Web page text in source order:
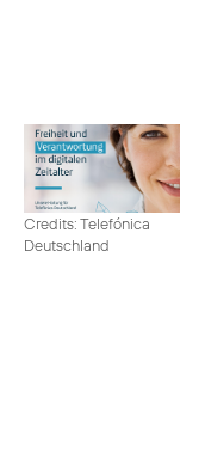
Credits: Telefónica
Deutschland